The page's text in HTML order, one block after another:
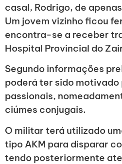
casal, Rodrigo, de
Um jovem vizinho ficou
encontra-se a receber
Hospital Provincial do
Segundo informações
poderá ter sido motivado
passionais,
ciúmes conjugais.
O militar terá utilizado
tipo AKM para disparar
tendo posteriormente